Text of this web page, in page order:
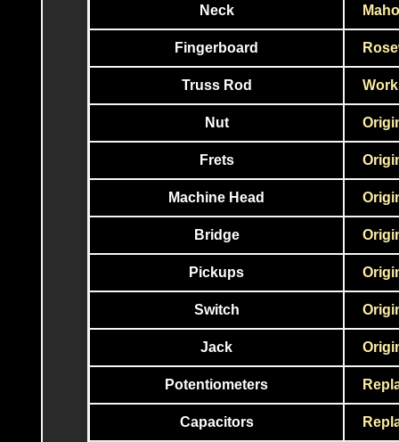
Neck
Fingerboard
Truss Rod
Nut
Frets
Machine Head
Bridge
Pickups
Switch
Jack
Potentiometers
Capacitors